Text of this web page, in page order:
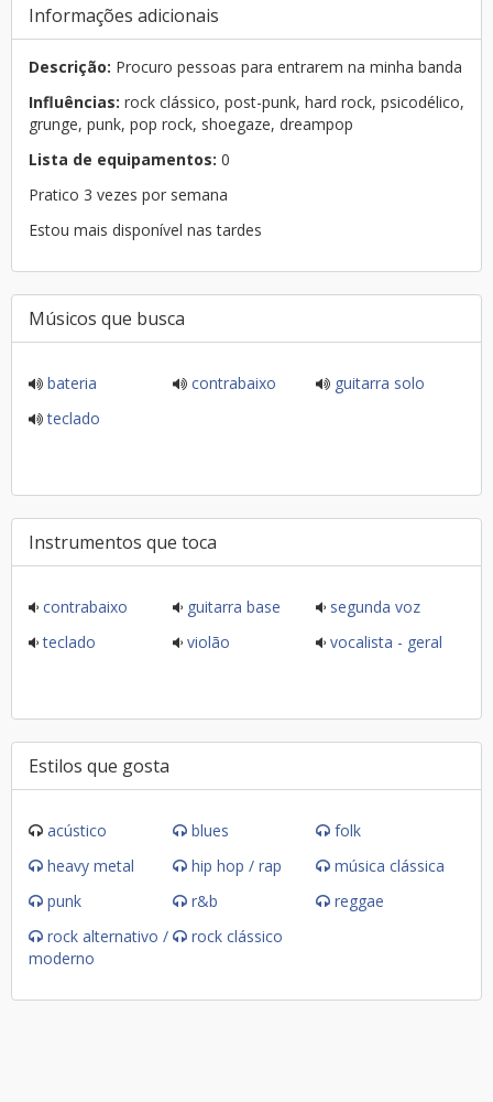
Informações adicionais
Descrição: Procuro pessoas para entrarem na minha banda
Influências: rock clássico, post-punk, hard rock, psicodélico,
grunge, punk, pop rock, shoegaze, dreampop
Lista de equipamentos: 0
Pratico 3 vezes por semana
Estou mais disponível nas tardes
Músicos que busca
bateria contrabaixo
guitarra solo
teclado
Instrumentos que toca
contrabaixo guitarra base
segunda voz
teclado
violão vocalista - geral
Estilos que gosta
acústico blues
folk
heavy metal
hip hop / rap
música clássica
punk
r&b
reggae
rock alternativo /
moderno
rock clássico